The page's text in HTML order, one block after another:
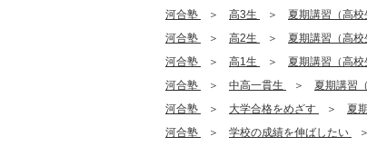
河合塾
高3生 夏期講習（高校
河合塾
高2生 夏期講習（高校
河合塾
高1生 夏期講習（高校
河合塾
中高一貫生 夏期講習
河合塾
大学合格をめざす 夏
河合塾
学校の成績を伸ばしたい